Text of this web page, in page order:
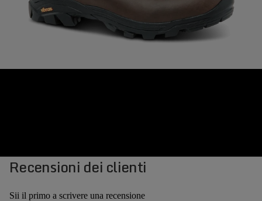
Recensioni dei clienti
Sii il primo a scrivere una recensione